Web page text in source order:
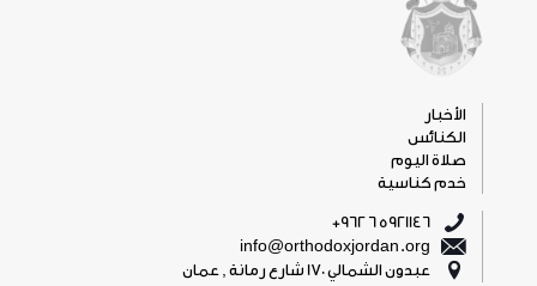
الأخبار
الكنائس
صلاة اليوم
خدم كناسية
5921146 6 962+
info@orthodoxjordan.org
عبدون الشمالي 170 شارع رمانة , عمان